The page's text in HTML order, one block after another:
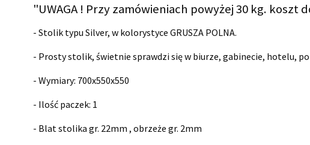
"UWAGA ! Przy zamówieniach powyżej 30 kg.
- Stolik typu Silver, w kolorystyce GRUSZA POLNA.
- Prosty stolik, świetnie sprawdzi się w biurze, gabinecie, hotelu,
- Wymiary: 700x550x550
- Ilość paczek: 1
- Blat stolika gr. 22mm , obrzeże gr. 2mm